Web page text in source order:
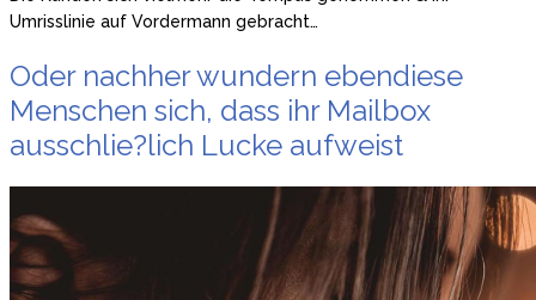
Umrisslinie auf Vordermann gebracht…
Oder nachher wundern ebendiese
Menschen sich, dass ihr Mailbox
ausschlie?lich Lucke aufweist